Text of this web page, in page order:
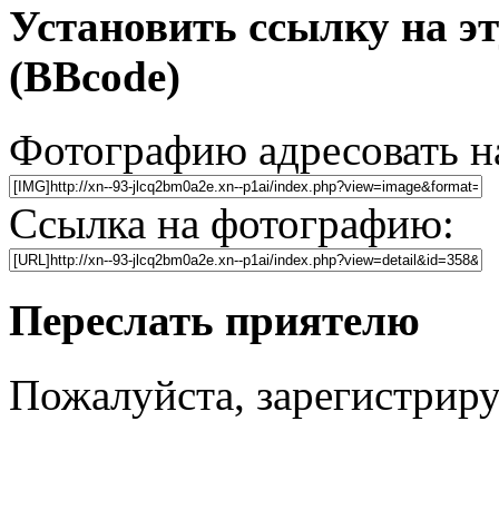
Установить ссылку на
(BBcode)
Фотографию адресовать
Ссылка на фотографию:
Переслать приятелю
Пожалуйста,